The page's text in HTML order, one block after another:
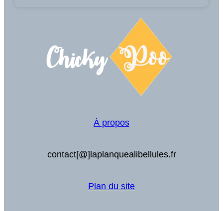
À propos
contact[@]laplanquealibellules.fr
Plan du site